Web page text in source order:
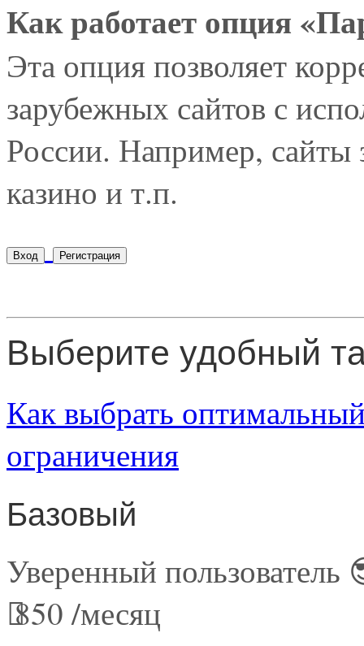
Как работает опция
Эта опция позволяет
зарубежных сайтов с
России. Например,
казино и т.п.
Вход Регистрация
Выберите удобный
Как выбрать
ограничения
Базовый
Уверенный пользователь
850 /месяц